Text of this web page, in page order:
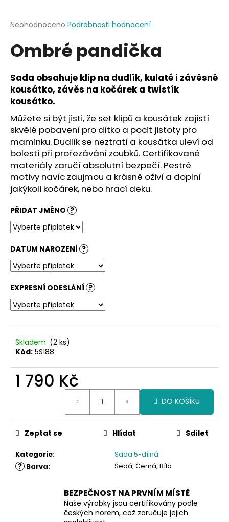
Průměrné
produktu
je
z
5
hvězdiček.
Neohodnoceno Podrobnosti hodnocení
Ombré pandička
Sada obsahuje klip na dudlík, kulaté i závěsné
kousátko, závěs na kočárek a twistík
kousátko.
Můžete si být jisti, že set klipů a kousátek zajistí
skvělé pobavení pro dítko a pocit jistoty pro
maminku. Dudlík se neztratí a kousátka uleví od
bolesti při prořezávání zoubků. Certifikované
materiály zaručí absolutní bezpečí. Pestré
motivy navíc zaujmou a krásně oživí a doplní
jakýkoli kočárek, nebo hrací deku.
PŘIDAT JMÉNO ?
DATUM NAROZENÍ ?
EXPRESNÍ ODESLÁNÍ ?
Skladem (2 ks)
Kód: 5S188
1 790 Kč
DO KOŠÍKU
Kategorie: Sada 5-dílná
? Barva: Šedá, Černá, Bílá
Zeptat se Hlídat Sdílet
BEZPEČNOST NA PRVNÍM MÍSTĚ
Naše výrobky jsou certifikovány podle
českých norem, což zaručuje jejich
j
t
HLEDAT
D
o
p
o
r
u
č
j
e
m
e